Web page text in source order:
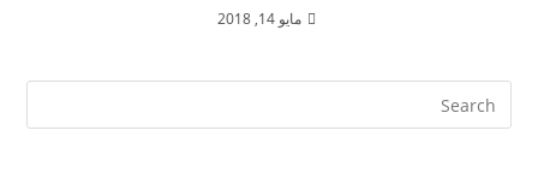
مايو 14, 2018